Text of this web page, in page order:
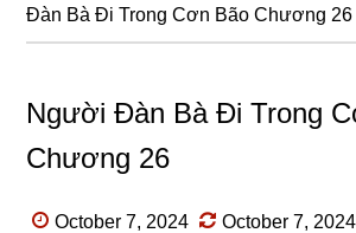
Đàn Bà Đi Trong Cơn Bão Chương 26
Người Đàn Bà Đi Trong
Chương 26
October 7, 2024 October 7, 2024